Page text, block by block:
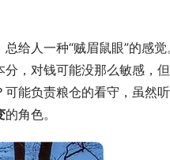
给人一种“贼眉鼠眼”的感觉
分，对钱可能没那么敏感，
能负责粮仓的看守，虽然
的角色。